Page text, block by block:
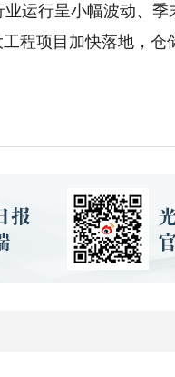
行呈小幅波动、季
程项目加快落地，